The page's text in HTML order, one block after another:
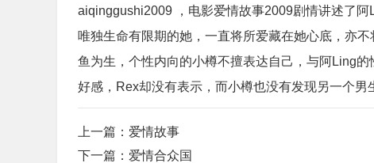
aiqinggushi2009 ，电影爱情故事2009剧情讲述了
唯独生命有限期的她，一直将所爱藏在她心底，亦
鱼为生，个性内向的小樽不擅表达自己，与阿Ling
好感，Rex却没有表示，而小樽也没有发现另一个男
上一篇： 爱情故事
下一篇： 爱情合众国